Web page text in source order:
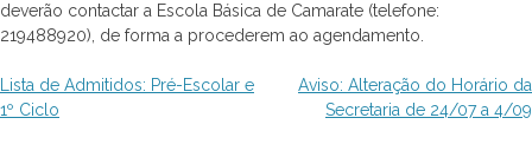
deverão contactar a Escola Básica de Camarate (telefone:
219488920), de forma a procederem ao agendamento.
Navegação
de
Lista de Admitidos: Pré-Escolar e
1º Ciclo
Aviso: Alteração do Horário da
Secretaria de 24/07 a 4/09